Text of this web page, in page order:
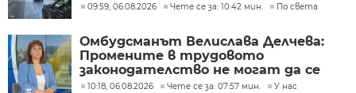
09:59, 06.08.2026 Чете се за: 10:42 мин. По света
Омбудсманът Велислава Делчева:
Промените в трудовото
законодателство не могат да се
правят през бюджета
10:18, 06.08.2026 Чете се за: 07:57 мин. У нас